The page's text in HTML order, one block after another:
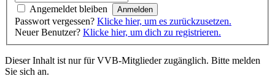
Angemeldet bleiben
Passwort vergessen? Klicke hier, um es zurückzusetzen.
Neuer Benutzer? Klicke hier, um dich zu registrieren.
Dieser Inhalt ist nur für VVB-Mitglieder zugänglich. Bitte melden
Sie sich an.